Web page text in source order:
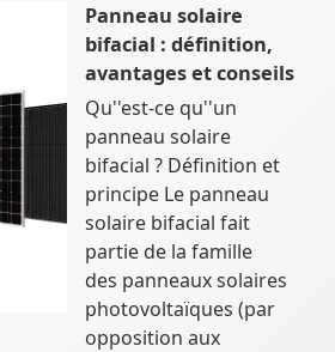
Panneau solaire
bifacial : définition,
avantages et conseils
Qu''est-ce qu''un
panneau solaire
bifacial ? Définition et
principe Le panneau
solaire bifacial fait
partie de la famille
des panneaux solaires
photovoltaïques (par
opposition aux